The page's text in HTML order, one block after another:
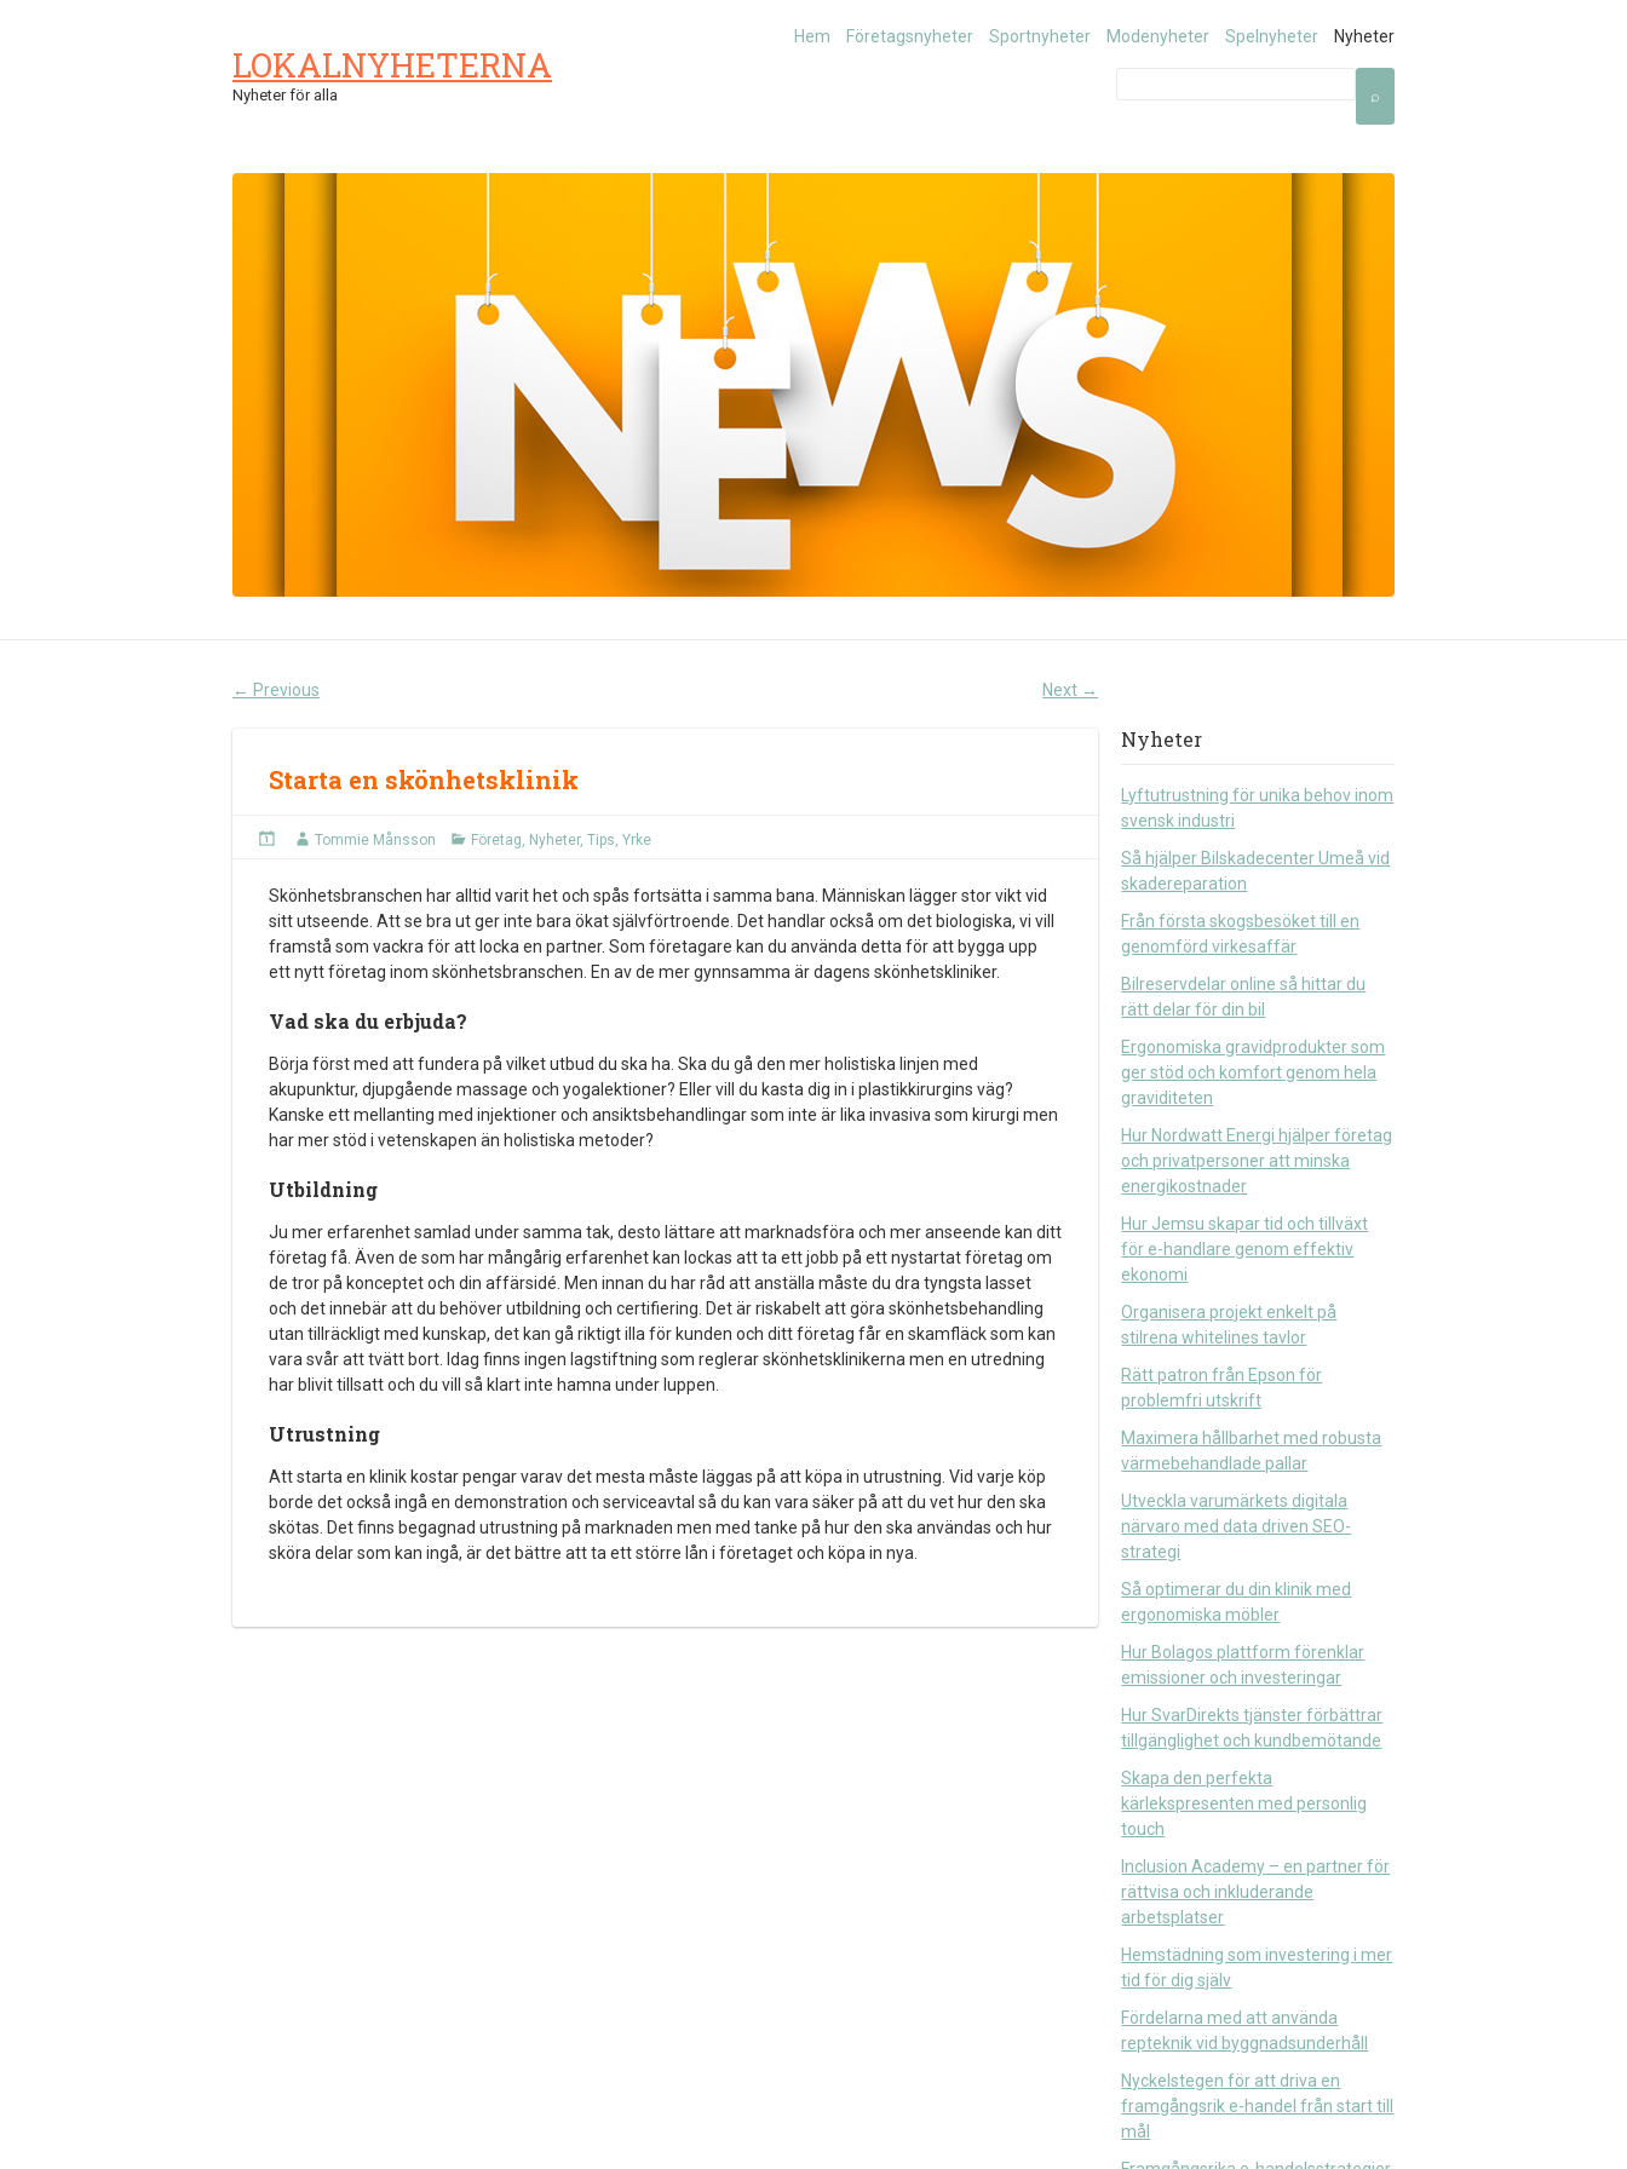
LOKALNYHETERNA
Nyheter för alla
Hem Företagsnyheter Sportnyheter Modenyheter Spelnyheter Nyheter
← Previous Next →
Starta en skönhetsklinik
Tommie Månsson Företag, Nyheter, Tips, Yrke
Skönhetsbranschen har alltid varit het och spås fortsätta i samma bana. Människan lägger stor vikt vid
sitt utseende. Att se bra ut ger inte bara ökat självförtroende. Det handlar också om det biologiska, vi vill
framstå som vackra för att locka en partner. Som företagare kan du använda detta för att bygga upp
ett nytt företag inom skönhetsbranschen. En av de mer gynnsamma är dagens skönhetskliniker.
Vad ska du erbjuda?
Börja först med att fundera på vilket utbud du ska ha. Ska du gå den mer holistiska linjen med
akupunktur, djupgående massage och yogalektioner? Eller vill du kasta dig in i plastikkirurgins väg?
Kanske ett mellanting med injektioner och ansiktsbehandlingar som inte är lika invasiva som kirurgi men
har mer stöd i vetenskapen än holistiska metoder?
Utbildning
Ju mer erfarenhet samlad under samma tak, desto lättare att marknadsföra och mer anseende kan ditt
företag få. Även de som har mångårig erfarenhet kan lockas att ta ett jobb på ett nystartat företag om
de tror på konceptet och din affärsidé. Men innan du har råd att anställa måste du dra tyngsta lasset
och det innebär att du behöver utbildning och certifiering. Det är riskabelt att göra skönhetsbehandling
utan tillräckligt med kunskap, det kan gå riktigt illa för kunden och ditt företag får en skamfläck som kan
vara svår att tvätt bort. Idag finns ingen lagstiftning som reglerar skönhetsklinikerna men en utredning
har blivit tillsatt och du vill så klart inte hamna under luppen.
Utrustning
Att starta en klinik kostar pengar varav det mesta måste läggas på att köpa in utrustning. Vid varje köp
borde det också ingå en demonstration och serviceavtal så du kan vara säker på att du vet hur den ska
skötas. Det finns begagnad utrustning på marknaden men med tanke på hur den ska användas och hur
sköra delar som kan ingå, är det bättre att ta ett större lån i företaget och köpa in nya.
Nyheter
Lyftutrustning för unika behov inom
svensk industri
Så hjälper Bilskadecenter Umeå vid
skadereparation
Från första skogsbesöket till en
genomförd virkesaffär
Bilreservdelar online så hittar du
rätt delar för din bil
Ergonomiska gravidprodukter som
ger stöd och komfort genom hela
graviditeten
Hur Nordwatt Energi hjälper företag
och privatpersoner att minska
energikostnader
Hur Jemsu skapar tid och tillväxt
för e-handlare genom effektiv
ekonomi
Organisera projekt enkelt på
stilrena whitelines tavlor
Rätt patron från Epson för
problemfri utskrift
Maximera hållbarhet med robusta
värmebehandlade pallar
Utveckla varumärkets digitala
närvaro med data driven SEO-
strategi
Så optimerar du din klinik med
ergonomiska möbler
Hur Bolagos plattform förenklar
emissioner och investeringar
Hur SvarDirekts tjänster förbättrar
tillgänglighet och kundbemötande
Skapa den perfekta
kärlekspresenten med personlig
touch
Inclusion Academy – en partner för
rättvisa och inkluderande
arbetsplatser
Hemstädning som investering i mer
tid för dig själv
Fördelarna med att använda
repteknik vid byggnadsunderhåll
Nyckelstegen för att driva en
framgångsrik e-handel från start till
mål